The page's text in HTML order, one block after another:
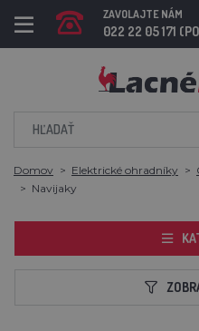
ZAVOLAJTE NÁM
022 22 05 171
Domov Elektrické ohradníky
Navijaky